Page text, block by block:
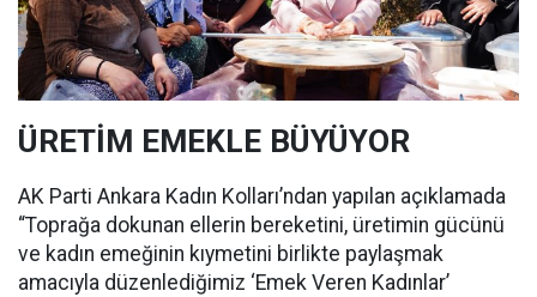
ÜRETİM EMEKLE BÜYÜYOR
AK Parti Ankara Kadın Kolları’ndan yapılan açıklamada
“Toprağa dokunan ellerin bereketini, üretimin gücünü
ve kadın emeğinin kıymetini birlikte paylaşmak
amacıyla düzenlediğimiz ‘Emek Veren Kadınlar’